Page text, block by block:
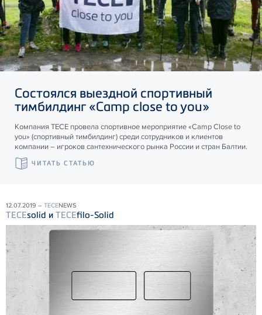
Состоялся выездной спортивный
тимбилдинг «Camp close to you»
Компания ТЕСЕ провела спортивное мероприятие «Camp Close to
you» (спортивный тимбилдинг) среди сотрудников и клиентов
компании – игроков сантехнического рынка России и стран Балтии.
ЧИТАТЬ СТАТЬЮ
12.07.2019 – TECENEWS
TECEsolid и TECEfilo-Solid